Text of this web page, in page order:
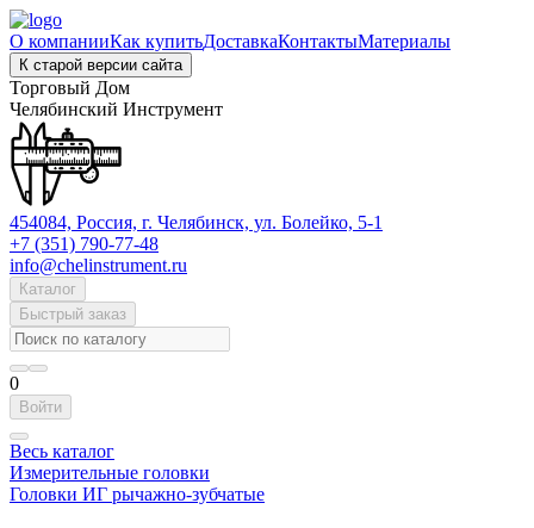
О компанииКак купитьДоставкаКонтактыМатериалы
К старой версии сайта
Торговый Дом
Челябинский Инструмент
454084, Россия, г. Челябинск, ул. Болейко, 5-1
+7 (351) 790-77-48
info@chelinstrument.ru
Каталог
Быстрый заказ
0
Войти
Весь каталог
Измерительные головки
Головки ИГ рычажно-зубчатые